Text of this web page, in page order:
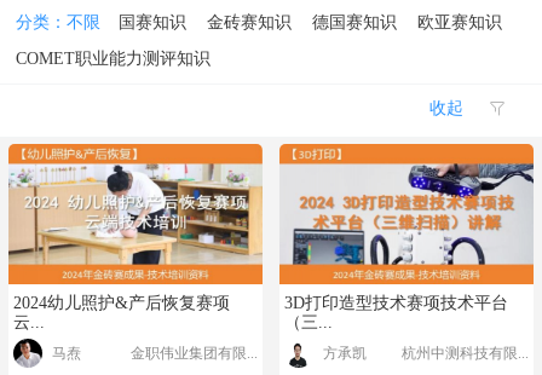
分类：不限 国赛知识 金砖赛知识 德国赛知识
欧亚赛知识
COMET职业能力测评知识

收起
2024幼儿照护&产后恢复赛项
云...
金职伟业集团有限...
马焘
3D打印造型技术赛项技术平台
（三...
杭州中测科技有限...
方承凯